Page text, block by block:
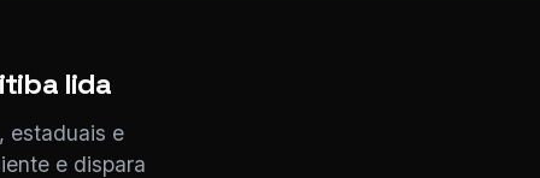
lida
estaduais e
e dispara